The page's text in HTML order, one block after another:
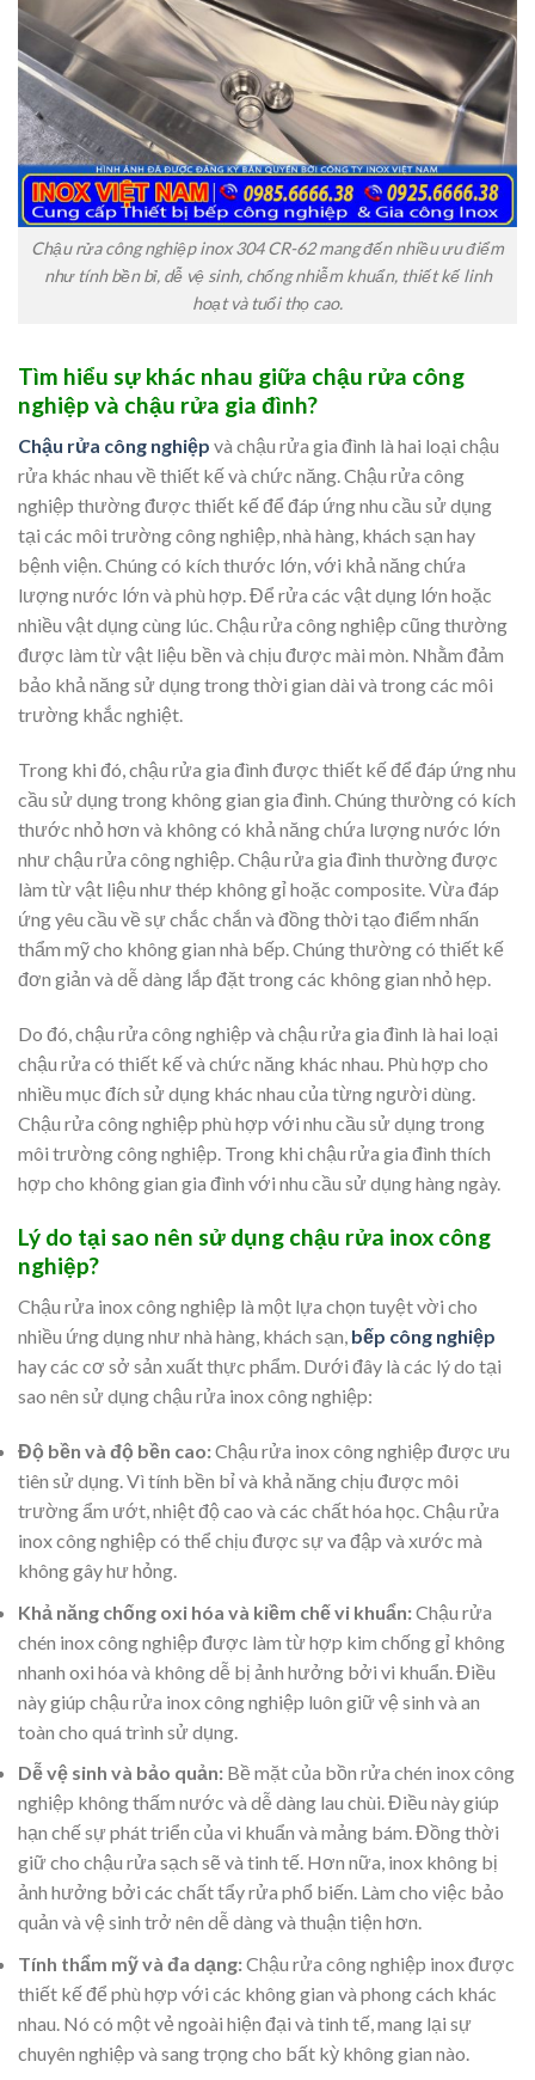
Chậu rửa công nghiệp inox 304 CR-62 mang đến nhiều ưu điểm
như tính bền bỉ, dễ vệ sinh, chống nhiễm khuẩn, thiết kế linh
hoạt và tuổi thọ cao.
Tìm hiểu sự khác nhau giữa chậu rửa công
nghiệp và chậu rửa gia đình?
Chậu rửa công nghiệp và chậu rửa gia đình là hai loại chậu
rửa khác nhau về thiết kế và chức năng. Chậu rửa công
nghiệp thường được thiết kế để đáp ứng nhu cầu sử dụng
tại các môi trường công nghiệp, nhà hàng, khách sạn hay
bệnh viện. Chúng có kích thước lớn, với khả năng chứa
lượng nước lớn và phù hợp. Để rửa các vật dụng lớn hoặc
nhiều vật dụng cùng lúc. Chậu rửa công nghiệp cũng thường
được làm từ vật liệu bền và chịu được mài mòn. Nhằm đảm
bảo khả năng sử dụng trong thời gian dài và trong các môi
trường khắc nghiệt.
Trong khi đó, chậu rửa gia đình được thiết kế để đáp ứng nhu
cầu sử dụng trong không gian gia đình. Chúng thường có kích
thước nhỏ hơn và không có khả năng chứa lượng nước lớn
như chậu rửa công nghiệp. Chậu rửa gia đình thường được
làm từ vật liệu như thép không gỉ hoặc composite. Vừa đáp
ứng yêu cầu về sự chắc chắn và đồng thời tạo điểm nhấn
thẩm mỹ cho không gian nhà bếp. Chúng thường có thiết kế
đơn giản và dễ dàng lắp đặt trong các không gian nhỏ hẹp.
Do đó, chậu rửa công nghiệp và chậu rửa gia đình là hai loại
chậu rửa có thiết kế và chức năng khác nhau. Phù hợp cho
nhiều mục đích sử dụng khác nhau của từng người dùng.
Chậu rửa công nghiệp phù hợp với nhu cầu sử dụng trong
môi trường công nghiệp. Trong khi chậu rửa gia đình thích
hợp cho không gian gia đình với nhu cầu sử dụng hàng ngày.
Lý do tại sao nên sử dụng chậu rửa inox công
nghiệp?
Chậu rửa inox công nghiệp là một lựa chọn tuyệt vời cho
nhiều ứng dụng như nhà hàng, khách sạn, bếp công nghiệp
hay các cơ sở sản xuất thực phẩm. Dưới đây là các lý do tại
sao nên sử dụng chậu rửa inox công nghiệp:
Độ bền và độ bền cao:Chậu rửa inox công nghiệp được ưu
tiên sử dụng. Vì tính bền bỉ và khả năng chịu được môi
trường ẩm ướt, nhiệt độ cao và các chất hóa học. Chậu rửa
inox công nghiệp có thể chịu được sự va đập và xước mà
không gây hư hỏng.
Khả năng chống oxi hóa và kiềm chế vi khuẩn:Chậu rửa
chén inox công nghiệp được làm từ hợp kim chống gỉ không
nhanh oxi hóa và không dễ bị ảnh hưởng bởi vi khuẩn. Điều
này giúp chậu rửa inox công nghiệp luôn giữ vệ sinh và an
toàn cho quá trình sử dụng.
Dễ vệ sinh và bảo quản: Bề mặt của bồn rửa chén inox công
nghiệp không thấm nước và dễ dàng lau chùi. Điều này giúp
hạn chế sự phát triển của vi khuẩn và mảng bám. Đồng thời
giữ cho chậu rửa sạch sẽ và tinh tế. Hơn nữa, inox không bị
ảnh hưởng bởi các chất tẩy rửa phổ biến. Làm cho việc bảo
quản và vệ sinh trở nên dễ dàng và thuận tiện hơn.
Tính thẩm mỹ và đa dạng:Chậu rửa công nghiệp inox được
thiết kế để phù hợp với các không gian và phong cách khác
nhau. Nó có một vẻ ngoài hiện đại và tinh tế, mang lại sự
chuyên nghiệp và sang trọng cho bất kỳ không gian nào.